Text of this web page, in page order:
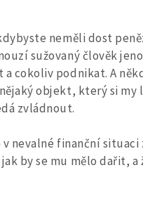
neměli dost
sužovaný člověk
cokoliv podnikat. A
objekt, který si
zvládnout.
nevalné finanční situaci
by se mu mělo dařit,